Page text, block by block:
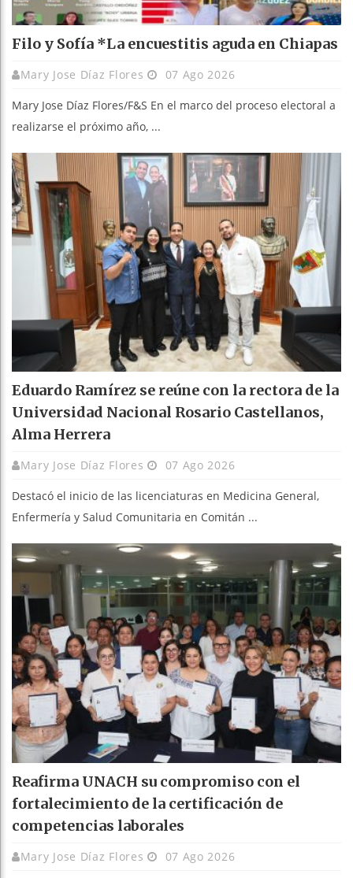
Filo y Sofía *La encuestitis aguda en Chiapas
Mary Jose Díaz Flores 07 Ago 2026
Mary Jose Díaz Flores/F&S En el marco del proceso electoral a
realizarse el próximo año, ...
Eduardo Ramírez se reúne con la rectora de la
Universidad Nacional Rosario Castellanos,
Alma Herrera
Mary Jose Díaz Flores 07 Ago 2026
Destacó el inicio de las licenciaturas en Medicina General,
Enfermería y Salud Comunitaria en Comitán ...
Reafirma UNACH su compromiso con el
fortalecimiento de la certificación de
competencias laborales
Mary Jose Díaz Flores 07 Ago 2026